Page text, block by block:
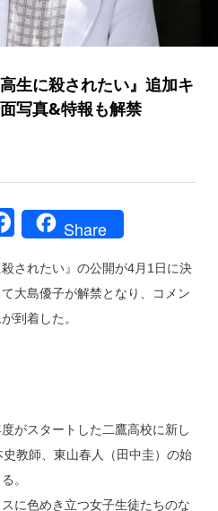
生に殺されたい』追加キ
写真&特報も解禁
F
c
e
k
Share
されたい』の公開が4月1日に決
大島優子が解禁となり、コメン
到着した。
がスタートした二鷹高校に新し
教師、東山春人（田中圭）の始
。
に色めき立つ女子生徒たちのな